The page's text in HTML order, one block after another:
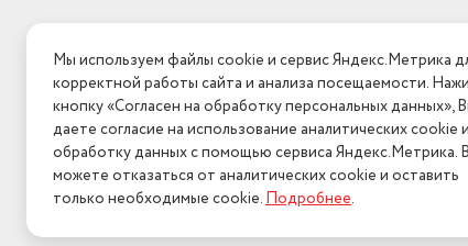
Мы используем файлы cookie и сервис Яндекс.Метрика
корректной работы сайта и анализа посещаемости.
кнопку «Согласен на обработку персональных данных»,
даете согласие на использование аналитических cookie и
обработку данных с помощью сервиса Яндекс.Метрика.
можете отказаться от аналитических cookie и оставить
только необходимые cookie.Подробнее.